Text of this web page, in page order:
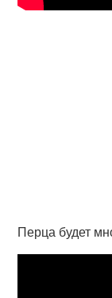
Перца будет